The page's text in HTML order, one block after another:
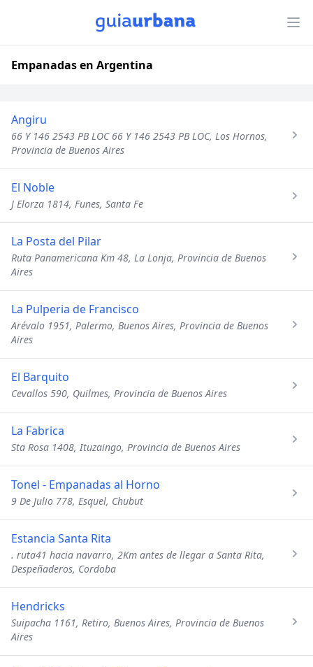
Empanadas en Argentina
Angiru
66 Y 146 2543 PB LOC 66 Y 146 2543 PB LOC, Los Hornos,
Provincia de Buenos Aires
El Noble
J Elorza 1814, Funes, Santa Fe
La Posta del Pilar
Ruta Panamericana Km 48, La Lonja, Provincia de Buenos
Aires
La Pulperia de Francisco
Arévalo 1951, Palermo, Buenos Aires, Provincia de Buenos
Aires
El Barquito
Cevallos 590, Quilmes, Provincia de Buenos Aires
La Fabrica
Sta Rosa 1408, Ituzaingo, Provincia de Buenos Aires
Tonel - Empanadas al Horno
9 De Julio 778, Esquel, Chubut
Estancia Santa Rita
. ruta41 hacia navarro, 2Km antes de llegar a Santa Rita,
Despeñaderos, Cordoba
Hendricks
Suipacha 1161, Retiro, Buenos Aires, Provincia de Buenos
Aires